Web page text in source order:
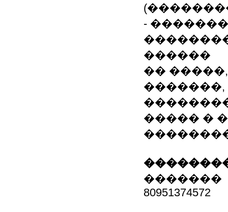
-
������
��
����� �
�������
80951374572